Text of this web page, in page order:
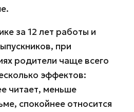
за 12 лет работы и
при
родители чаще всего
эффектов:
читает, меньше
спокойнее относится